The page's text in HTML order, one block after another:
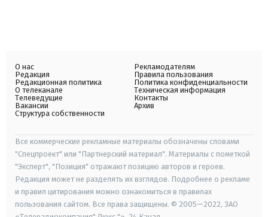
О нас
Редакция
Редакционная политика
О телеканале
Телеведущие
Вакансии
Структура собственности
Рекламодателям
Правила пользования
Политика конфиденциальности
Техническая информация
Контакты
Архив
Все коммерческие рекламные материалы обозначены словами
"Спецпроект" или "Партнерский материал". Материалы с пометкой
"Эксперт", "Позиция" отражают позицию авторов и героев.
Редакция может не разделять их взглядов. Подробнее о рекламе
и правил цитирования можно ознакомиться в правилах
пользования сайтом. Все права защищены. © 2005—2022, ЗАО